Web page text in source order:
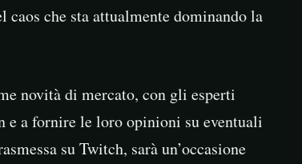
che sta attualmente dominando la
novità di mercato, con gli esperti
e a fornire le loro opinioni su eventuali
su Twitch, sarà un’occasione